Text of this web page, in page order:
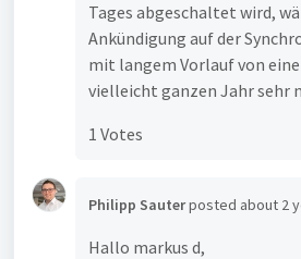
Tages abgeschaltet wird,
Ankündigung auf der
mit langem Vorlauf von
vielleicht ganzen Jahr sehr
1 Votes
Philipp Sauterposted about 2
Hallo markus d,